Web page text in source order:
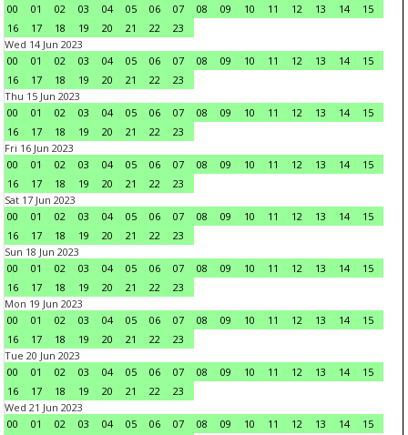
00
01 02 03 04 05 06 07 08 09 10 11 12 13 14
15
16
17 18 19 20 21 22
23
Wed 14 Jun 2023
00
01 02 03 04 05 06 07 08 09 10 11 12 13 14
15
16
17 18 19 20 21 22
23
Thu 15 Jun 2023
00
01 02 03 04 05 06 07 08 09 10 11 12 13 14
15
16
17 18 19 20 21 22
23
Fri 16 Jun 2023
00
01 02 03 04 05 06 07 08 09 10 11 12 13 14
15
16
17 18 19 20 21 22
23
Sat 17 Jun 2023
00
01 02 03 04 05 06 07 08 09 10 11 12 13 14
15
16
17 18 19 20 21 22
23
Sun 18 Jun 2023
00
01 02 03 04 05 06 07 08 09 10 11 12 13 14
15
16
17 18 19 20 21 22
23
Mon 19 Jun 2023
00
01 02 03 04 05 06 07 08 09 10 11 12 13 14
15
16
17 18 19 20 21 22
23
Tue 20 Jun 2023
00
01 02 03 04 05 06 07 08 09 10 11 12 13 14
15
16
17 18 19 20 21 22
23
Wed 21 Jun 2023
00
01 02 03 04 05 06 07 08 09 10 11 12 13 14
15